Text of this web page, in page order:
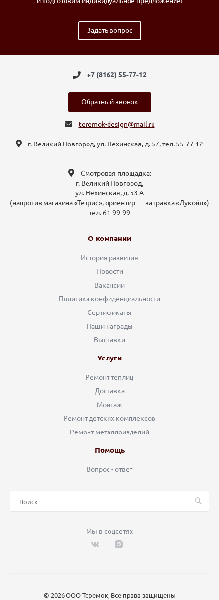
Задать вопрос
+7 (8162) 55-77-12
Обратный звонок
teremok-design@mail.ru
г. Великий Новгород, ул. Нехинская, д. 57, тел. 55-77-12
Смотровая площадка:
г. Великий Новгород,
ул. Нехинская, д. 53 А
(напротив магазина «Тетрис», ориентир — заправка «Лукойл»)
тел. 61-99-99
О компании
История развития
Новости
Вакансии
Политика конфиденциальности
Сертификаты
Наши награды
Выставки
Услуги
Ремонт теплиц
Доставка
Монтаж
Ремонт детских комплексов
Ремонт металлоизделий
Помощь
Вопрос - ответ
Мы в соцсетях
© 2026 ООО Теремок, Все права защищены